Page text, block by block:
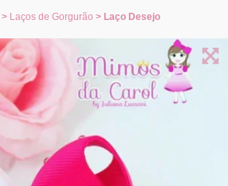
> Laços de Gorgurão > Laço Desejo